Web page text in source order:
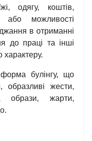
одягу, коштів,
або можливості
в отриманні
до праці та інші
булінгу, що
образливі жести,
образи, жарти,